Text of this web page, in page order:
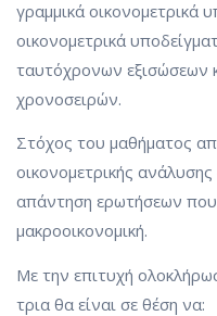
γραμμικά οικονομετρικά
οικονομετρικά
ταυτόχρονων εξισώσεων
χρονοσειρών.
Στόχος του μαθήματος
οικονομετρικής
απάντηση ερωτήσεων που
μακροοικονομική.
Με την επιτυχή
τρια θα είναι σε θέση να: